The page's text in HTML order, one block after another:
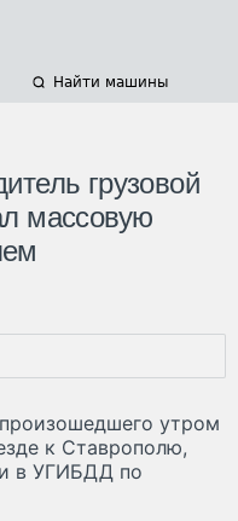
Найти машины
грузовой
массовую
утром
к Ставрополю,
в УГИБДД по